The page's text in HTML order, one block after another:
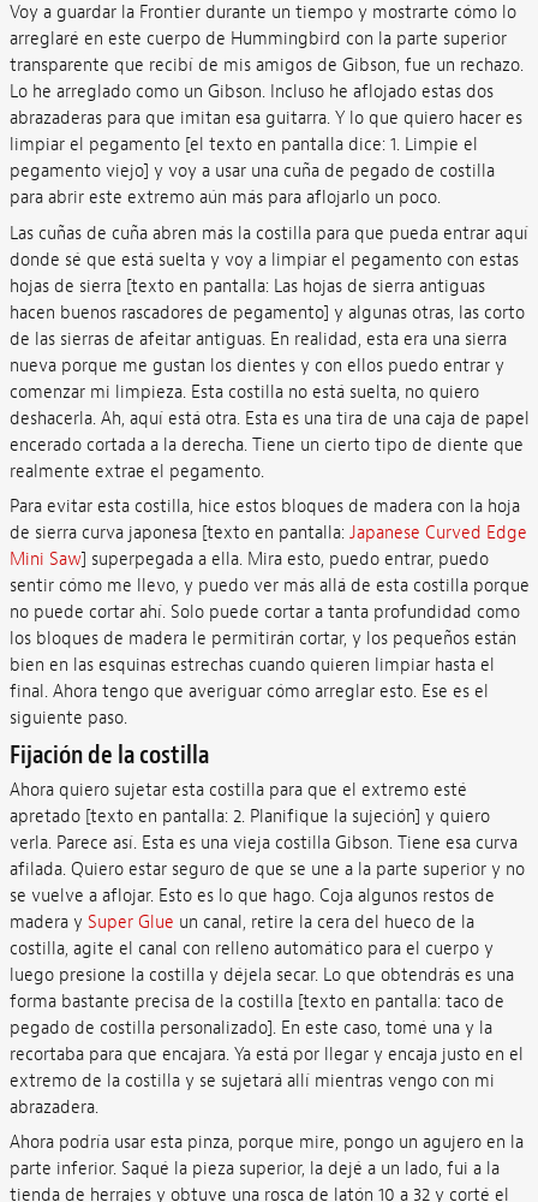
Voy a guardar la Frontier durante un tiempo y mostrarte cómo lo
arreglaré en este cuerpo de Hummingbird con la parte superior
transparente que recibí de mis amigos de Gibson, fue un rechazo.
Lo he arreglado como un Gibson. Incluso he aflojado estas dos
abrazaderas para que imitan esa guitarra. Y lo que quiero hacer es
limpiar el pegamento [el texto en pantalla dice: 1. Limpie el
pegamento viejo] y voy a usar una cuña de pegado de costilla
para abrir este extremo aún más para aflojarlo un poco.
Las cuñas de cuña abren más la costilla para que pueda entrar aquí
donde sé que está suelta y voy a limpiar el pegamento con estas
hojas de sierra [texto en pantalla: Las hojas de sierra antiguas
hacen buenos rascadores de pegamento] y algunas otras, las corto
de las sierras de afeitar antiguas. En realidad, esta era una sierra
nueva porque me gustan los dientes y con ellos puedo entrar y
comenzar mi limpieza. Esta costilla no está suelta, no quiero
deshacerla. Ah, aquí está otra. Esta es una tira de una caja de papel
encerado cortada a la derecha. Tiene un cierto tipo de diente que
realmente extrae el pegamento.
Para evitar esta costilla, hice estos bloques de madera con la hoja
de sierra curva japonesa [texto en pantalla: Japanese Curved Edge
Mini Saw] superpegada a ella. Mira esto, puedo entrar, puedo
sentir cómo me llevo, y puedo ver más allá de esta costilla porque
no puede cortar ahí. Solo puede cortar a tanta profundidad como
los bloques de madera le permitirán cortar, y los pequeños están
bien en las esquinas estrechas cuando quieren limpiar hasta el
final. Ahora tengo que averiguar cómo arreglar esto. Ese es el
siguiente paso.
Fijación de la costilla
Ahora quiero sujetar esta costilla para que el extremo esté
apretado [texto en pantalla: 2. Planifique la sujeción] y quiero
verla. Parece así. Esta es una vieja costilla Gibson. Tiene esa curva
afilada. Quiero estar seguro de que se une a la parte superior y no
se vuelve a aflojar. Esto es lo que hago. Coja algunos restos de
madera y Super Glue un canal, retire la cera del hueco de la
costilla, agite el canal con relleno automático para el cuerpo y
luego presione la costilla y déjela secar. Lo que obtendrás es una
forma bastante precisa de la costilla [texto en pantalla: taco de
pegado de costilla personalizado]. En este caso, tomé una y la
recortaba para que encajara. Ya está por llegar y encaja justo en el
extremo de la costilla y se sujetará allí mientras vengo con mi
abrazadera.
Ahora podría usar esta pinza, porque mire, pongo un agujero en la
parte inferior. Saqué la pieza superior, la dejé a un lado, fui a la
tienda de herrajes y obtuve una rosca de latón 10 a 32 y corté el